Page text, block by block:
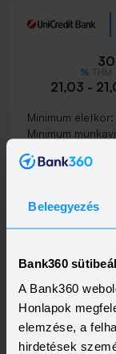
Beleegyezés
Bank360
A Bank360
Honlapok
elemzése, a
hirdetések
21,03 -
Minimum életkor:
Minimum
1
THM
18,64 -